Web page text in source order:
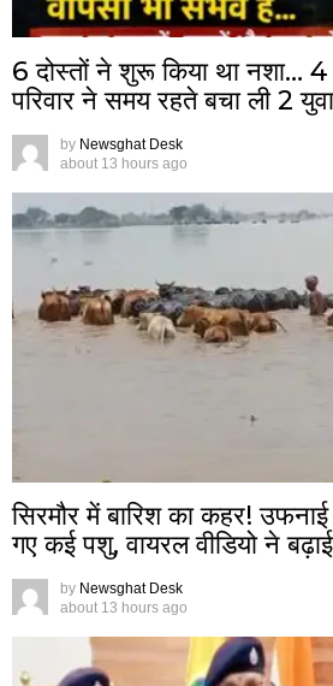
6 दोस्तों ने शुरू किया था नशा…
परिवार ने समय रहते बचा ली 2
by Newsghat Desk
about 13 hours ago
सिरमौर में बारिश का कहर!
गए कई पशु, वायरल वीडियो ने
by Newsghat Desk
about 13 hours ago